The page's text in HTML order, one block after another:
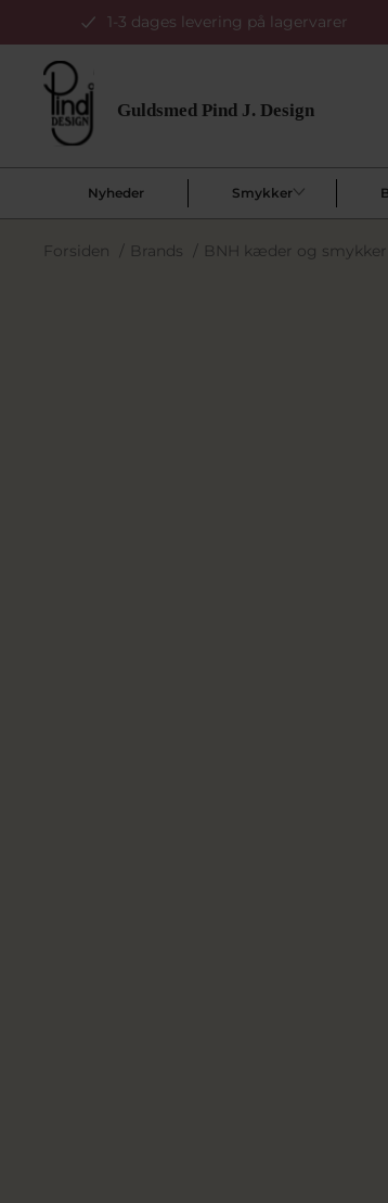
1-3 dages levering på lagervarer
Nyheder Smykker
Forsiden / Brands / BNH kæder og smykker